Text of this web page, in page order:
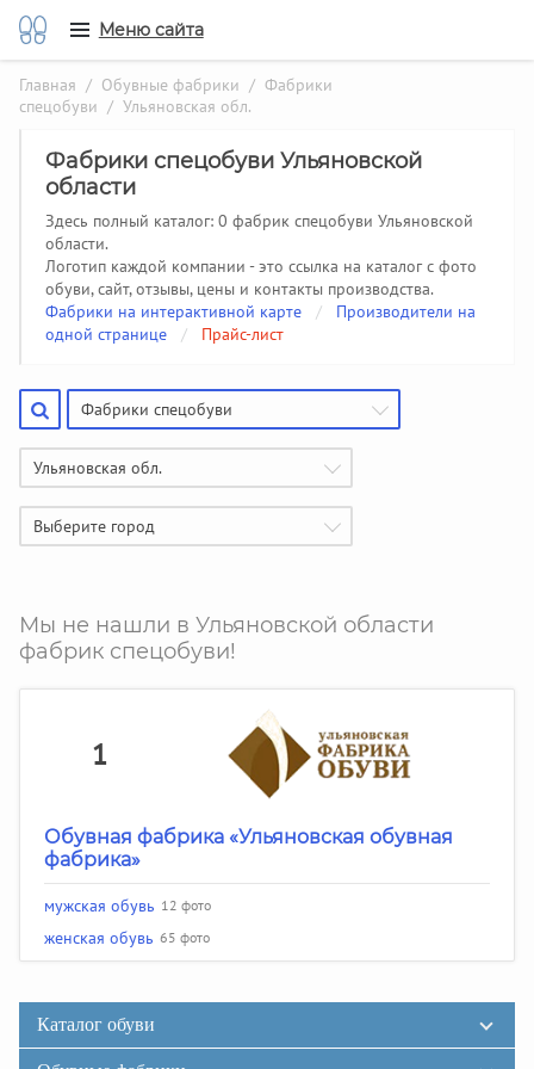
Меню сайта
Главная / Обувные фабрики / Фабрики
спецобуви / Ульяновская обл.
Фабрики спецобуви Ульяновской
области
Здесь полный каталог: 0 фабрик спецобуви Ульяновской
области.
Логотип каждой компании - это ссылка на каталог с фото
обуви, сайт, отзывы, цены и контакты производства.
Фабрики на интерактивной карте
/
Производители на
одной странице
/ Прайс-лист
Фабрики спецобуви
Ульяновская обл.
Выберите город
Мы не нашли в Ульяновской области
фабрик спецобуви!
1
Обувная фабрика «Ульяновская обувная
фабрика»
мужская обувь 12 фото
женская обувь 65 фото
Каталог обуви